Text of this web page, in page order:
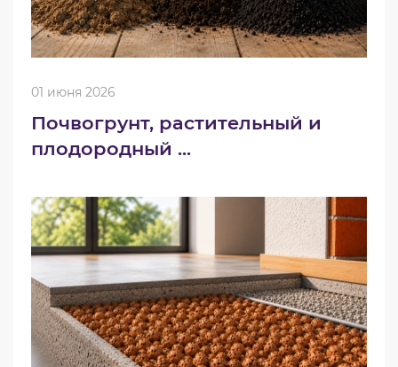
01 июня 2026
Почвогрунт, растительный и
плодородный ...